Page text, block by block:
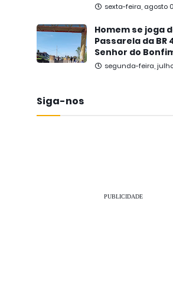
sexta-feira, agosto
Homem se joga
Passarela da BR
Senhor do
segunda-feira, julho
Siga-nos
PUBLICIDADE